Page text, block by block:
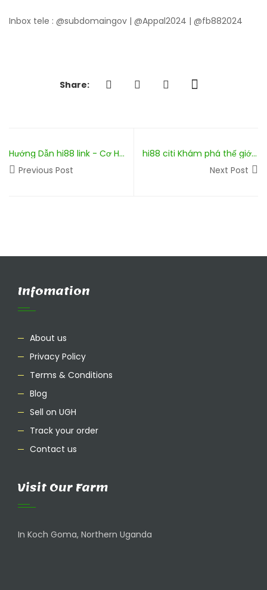
Inbox tele : @subdomaingov | @Appal2024 | @fb882024
Share:
Hướng Dẫn hi88 link - Cơ Hội Hấp Dẫn Ngay
Previous Post
hi88 citi Khám phá thế giới truyện tranh online và những trải nghiệm bất ngờ
Next Post
Infomation
About us
Privacy Policy
Terms & Conditions
Blog
Sell on UGH
Track your order
Contact us
Visit Our Farm
In Koch Goma, Northern Uganda